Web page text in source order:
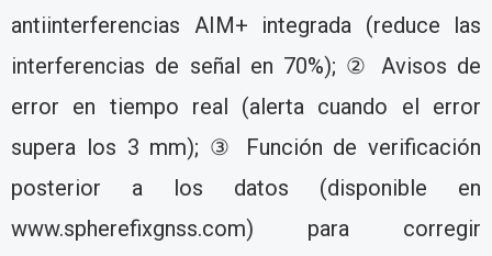
antiinterferencias AIM+ integrada (reduce las
interferencias de señal en 70%); ② Avisos de
error en tiempo real (alerta cuando el error
supera los 3 mm); ③ Función de verificación
posterior a los datos (disponible en
www.spherefixgnss.com) para corregir